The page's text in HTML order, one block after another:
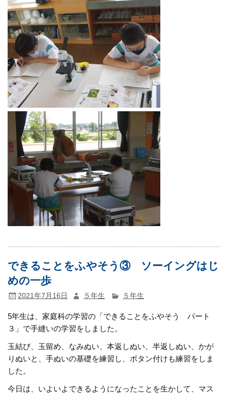
できることをふやそう③ ソーイングはじ
めの一歩
2021年7月16日 ５年生 ５年生
5年生は、家庭科の学習の「できることをふやそう パート
３」で手縫いの学習をしました。
玉結び、玉留め、なみぬい、本返しぬい、半返しぬい、かが
りぬいと、手ぬいの基礎を練習し、ボタン付けも練習をしま
した。
今日は、いよいよできるようになったことを生かして、マス